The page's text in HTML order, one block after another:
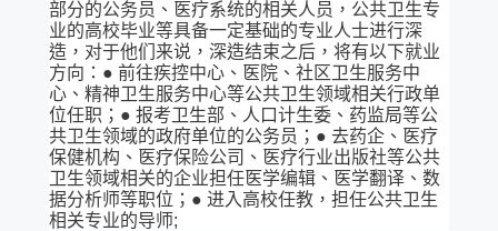
部分的公务员、医疗系统的相关人员，公共卫生专
业的高校毕业等具备一定基础的专业人士进行深
造，对于他们来说，深造结束之后，将有以下就业
方向：● 前往疾控中心、医院、社区卫生服务中
心、精神卫生服务中心等公共卫生领域相关行政单
位任职；● 报考卫生部、人口计生委、药监局等公
共卫生领域的政府单位的公务员；● 去药企、医疗
保健机构、医疗保险公司、医疗行业出版社等公共
卫生领域相关的企业担任医学编辑、医学翻译、数
据分析师等职位；● 进入高校任教，担任公共卫生
相关专业的导师;